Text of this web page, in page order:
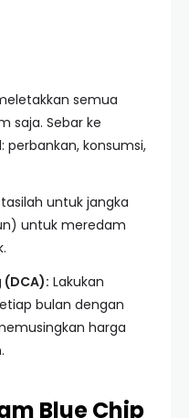
semua
saja. Sebar ke
perbankan, konsumsi,
untuk jangka
untuk meredam
Lakukan
bulan dengan
harga
Blue Chip